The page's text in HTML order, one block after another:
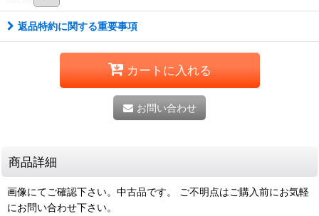
返品特約に関する重要事項
カートに入れる
お問い合わせ
商品詳細
画像にてご確認下さい。中古品です。 ご不明点はご購入前にお気軽
にお問い合わせ下さい。